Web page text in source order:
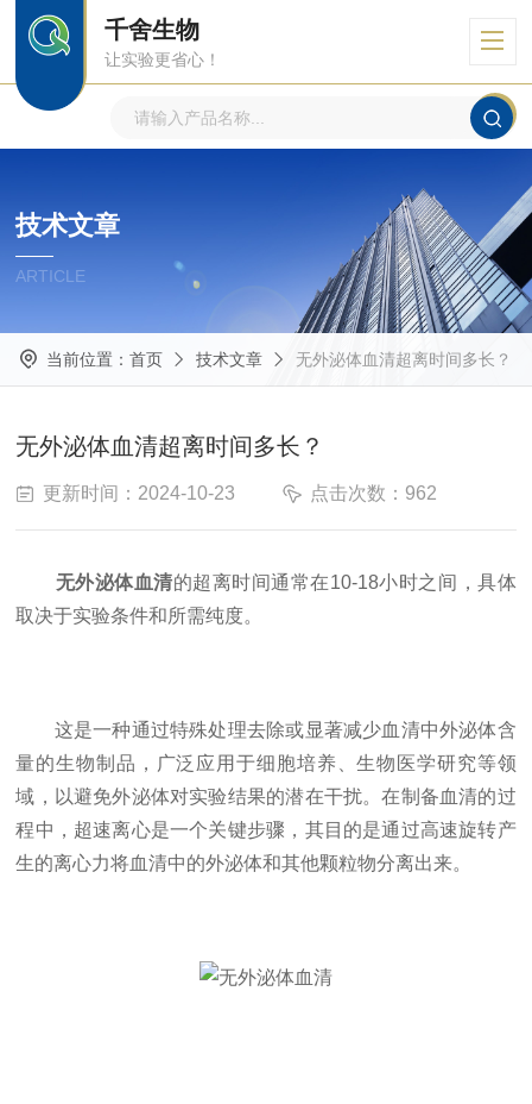
千舍生物
让实验更省心！
技术文章
ARTICLE
当前位置： 首页 技术文章 无外泌体血清超离时间多长？
无外泌体血清超离时间多长？
更新时间：2024-10-23 点击次数：962
无外泌体血清的超离时间通常在10-18小时之间，具体
取决于实验条件和所需纯度。
这是一种通过特殊处理去除或显著减少血清中外泌体含
量的生物制品，广泛应用于细胞培养、生物医学研究等领
域，以避免外泌体对实验结果的潜在干扰。在制备血清的过
程中，超速离心是一个关键步骤，其目的是通过高速旋转产
生的离心力将血清中的外泌体和其他颗粒物分离出来。